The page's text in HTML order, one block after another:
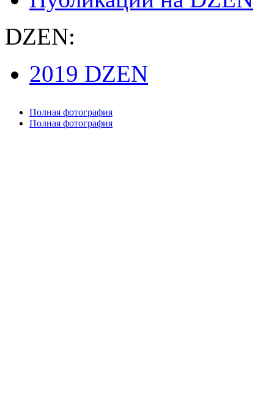
DZEN:
2019 DZEN
Полная фотография
Полная фотография